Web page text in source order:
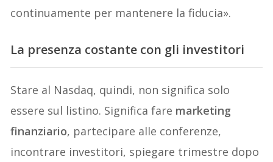
continuamente per mantenere la fiducia».
La presenza costante con gli investitori
Stare al Nasdaq, quindi, non significa solo
essere sul listino. Significa fare marketing
finanziario, partecipare alle conferenze,
incontrare investitori, spiegare trimestre dopo